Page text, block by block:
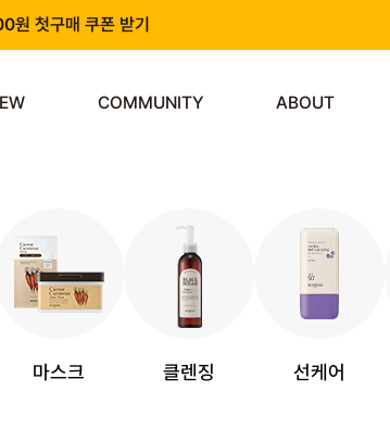
원 첫구매 쿠폰 받기
COMMUNITY ABOUT
마스크 클렌징 선케어